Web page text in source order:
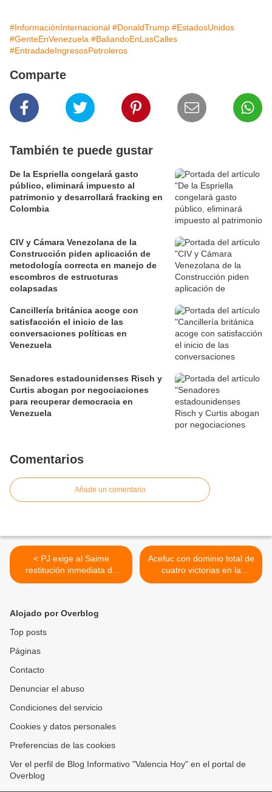
#InformaciónInternacional #DonaldTrump #EstadosUnidos
#GenteEnVenezuela #BaliandoEnLasCalles
#EntradadeIngresosPetroleros
Comparte
También te puede gustar
De la Espriella congelará gasto
público, eliminará impuesto al
patrimonio y desarrollará fracking en
Colombia
CIV y Cámara Venezolana de la
Construcción piden aplicación de
metodología correcta en manejo de
escombros de estructuras
colapsadas
Cancillería británica acoge con
satisfacción el inicio de las
conversaciones políticas en
Venezuela
Senadores estadounidenses Risch y
Curtis abogan por negociaciones
para recuperar democracia en
Venezuela
Comentarios
Añade un comentario
< PJ exige al Saime
restitución inmediata de
pasaportes anulados y
Acefuc con dominio total de
cuatro victorias en la
segunda ronda de la Copa
Alojado por Overblog
Top posts
Páginas
Contacto
Denunciar el abuso
Condiciones del servicio
Cookies y datos personales
Preferencias de las cookies
Ver el perfil de Blog Informativo "Valencia Hoy" en el portal de
Overblog